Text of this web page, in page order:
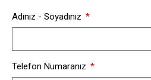
Adınız - Soyadınız
Telefon Numaranız